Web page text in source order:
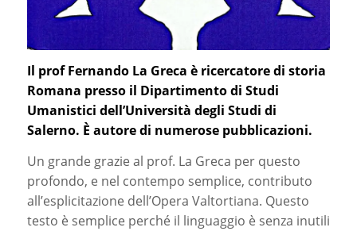
Il prof Fernando La Greca è ricercatore di storia
Romana presso il Dipartimento di Studi
Umanistici dell’Università degli Studi di
Salerno. È autore di numerose pubblicazioni.
Un grande grazie al prof. La Greca per questo
profondo, e nel contempo semplice, contributo
all’esplicitazione dell’Opera Valtortiana. Questo
testo è semplice perché il linguaggio è senza inutili